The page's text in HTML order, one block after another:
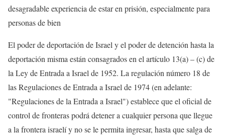
desagradable experiencia de estar en prisión, especialmente para
personas de bien
El poder de deportación de Israel y el poder de detención hasta la
deportación misma están consagrados en el artículo 13(a) – (c) de
la Ley de Entrada a Israel de 1952. La regulación número 18 de
las Regulaciones de Entrada a Israel de 1974 (en adelante:
"Regulaciones de la Entrada a Israel") establece que el oficial de
control de fronteras podrá detener a cualquier persona que llegue
a la frontera israelí y no se le permita ingresar, hasta que salga de